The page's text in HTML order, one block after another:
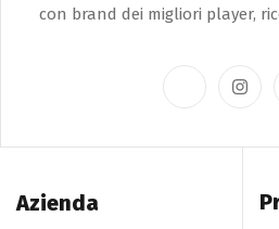
con brand dei migliori player,
Azienda